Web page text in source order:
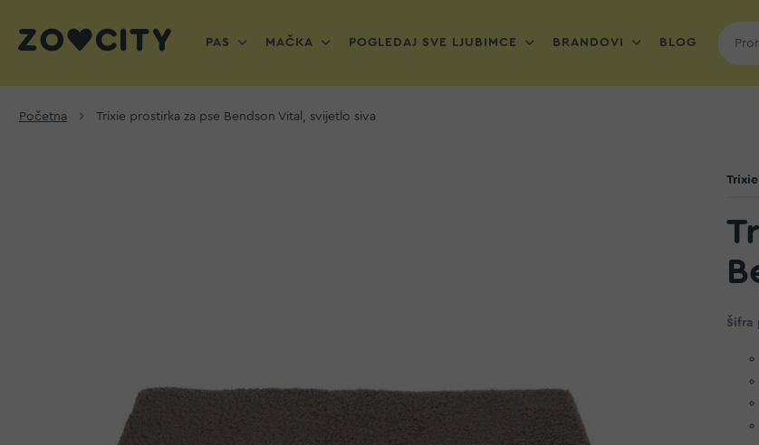
PAS MAČKA POGLEDAJ SVE LJUBIMCE BRANDOVI BLOG
Početna Trixie prostirka za pse Bendson Vital, svijetlo siva
Trixie
Šifra